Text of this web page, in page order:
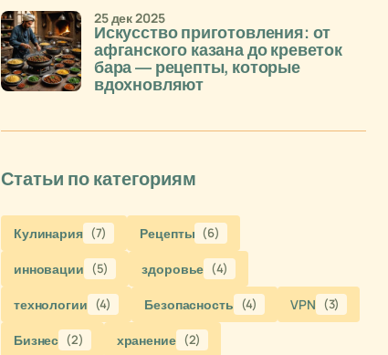
Искусство приготовления: от
афганского казана до креветок
бара — рецепты, которые
вдохновляют
25 дек 2025
Статьи по категориям
Кулинария (7) Рецепты (6)
инновации (5) здоровье (4)
технологии (4) Безопасность (4) VPN (3)
Бизнес (2) хранение (2)